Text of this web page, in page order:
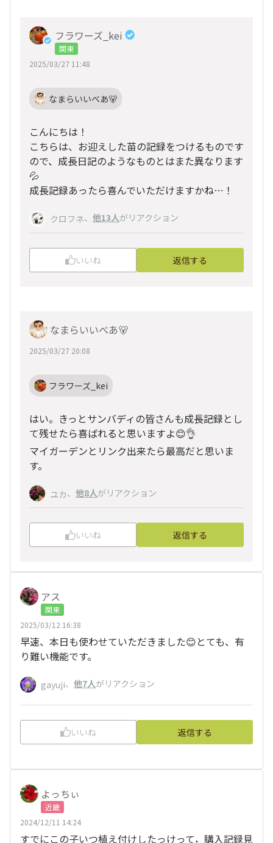
フラワーズ_kei
関東
2025/03/27 11:48
なまらいいべあ🐻
こんにちは！
こちらは、お迎えした苗の記録をつけるものです
ので、成長日記のようなものとはまた異なります
💦
成長記録あったら喜んでいただけますかね…！
クロフネ、 他13人がリアクション
いいね 返信する
なまらいいべあ🐻
2025/03/27 20:08
フラワーズ_kei
はい。きっとサンバディの皆さんも成長記録とし
て残せたら喜ばれると思いますよ😊👌
マイガーデンとリンク出来たら最高だと思いま
す。
ユカ、 他8人がリアクション
いいね 返信する
アス
関東
2025/03/12 16:38
早速、本日も使わせていただきました😊とても、有
り難い機能です。
gayuji、 他7人がリアクション
いいね 返信する
よっちぃ
近畿
2024/12/11 14:24
すでにこの子いつ植え付けしたっけって，購入記録見